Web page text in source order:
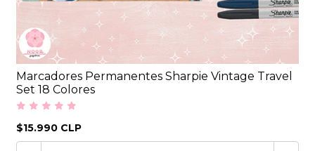
Marcadores Permanentes Sharpie Vintage Travel
Set 18 Colores
$15.990 CLP